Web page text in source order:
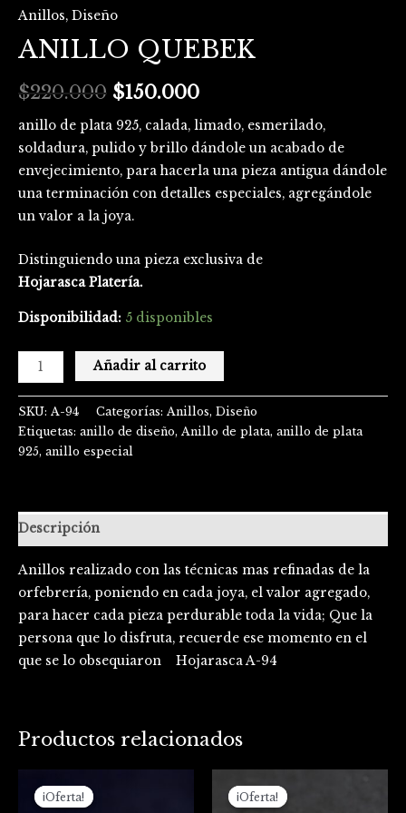
Anillos, Diseño
ANILLO QUEBEK
$220.000 $150.000
anillo de plata 925, calada, limado, esmerilado,
soldadura, pulido y brillo dándole un acabado de
envejecimiento, para hacerla una pieza antigua dándole
una terminación con detalles especiales, agregándole
un valor a la joya.
Distinguiendo una pieza exclusiva de
Hojarasca Platería.
Disponibilidad: 5 disponibles
Añadir al carrito
SKU: A-94 Categorías: Anillos, Diseño
Etiquetas: anillo de diseño, Anillo de plata, anillo de plata
925, anillo especial
Descripción
Anillos realizado con las técnicas mas refinadas de la
orfebrería, poniendo en cada joya, el valor agregado,
para hacer cada pieza perdurable toda la vida; Que la
persona que lo disfruta, recuerde ese momento en el
que se lo obsequiaron Hojarasca A-94
Productos relacionados
¡Oferta!
¡Oferta!
precio
original
¡Oferta!
¡Oferta!
precio
original